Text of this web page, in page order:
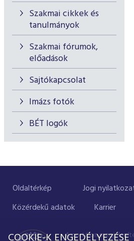
Szakmai cikkek és
tanulmányok
Szakmai fórumok,
előadások
Sajtókapcsolat
Imázs fotók
BÉT logók
Oldaltérkép Jogi
Közérdekű adatok
Karrier
A portálon